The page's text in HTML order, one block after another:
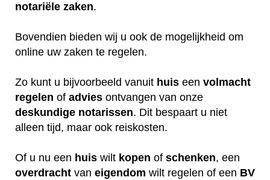
notariële zaken.
Bovendien bieden wij u ook de mogelijkheid om
online uw zaken te regelen.
Zo kunt u bijvoorbeeld vanuit huis een volmacht
regelen of advies ontvangen van onze
deskundige notarissen. Dit bespaart u niet
alleen tijd, maar ook reiskosten.
Of u nu een huis wilt kopen of schenken, een
overdracht van eigendom wilt regelen of een BV